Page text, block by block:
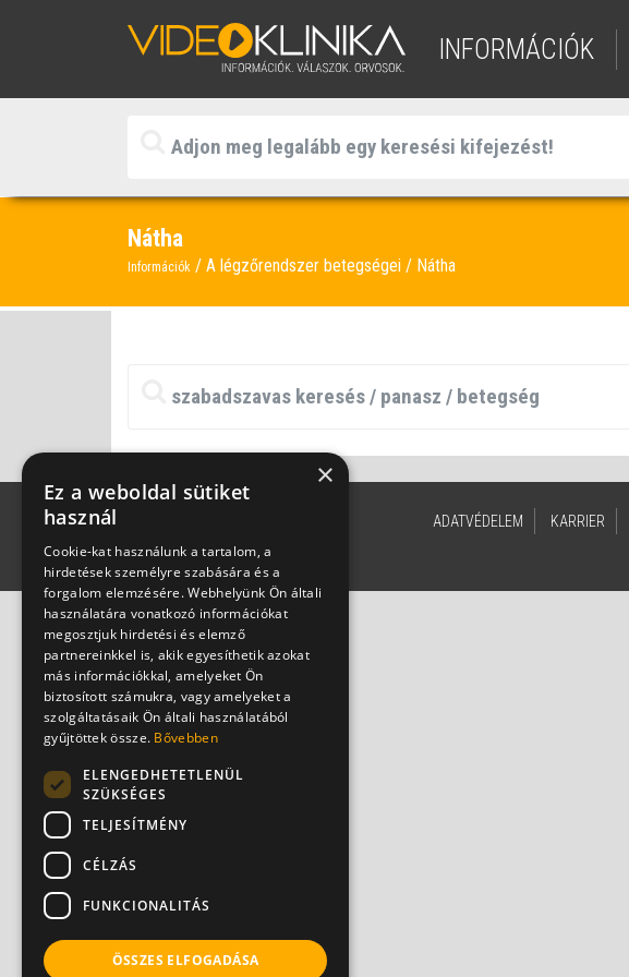
INFORMÁCIÓK
Nátha
Információk A légzőrendszer betegségei Nátha
ADATVÉDELEM KARRIER
×
Ez a weboldal sütiket
használ
Cookie-kat használunk a tartalom, a
hirdetések személyre szabására és a
forgalom elemzésére. Webhelyünk Ön általi
használatára vonatkozó információkat
megosztjuk hirdetési és elemző
partnereinkkel is, akik egyesíthetik azokat
más információkkal, amelyeket Ön
biztosított számukra, vagy amelyeket a
szolgáltatásaik Ön általi használatából
gyűjtöttek össze. Bővebben
ELENGEDHETETLENÜL
SZÜKSÉGES
TELJESÍTMÉNY
CÉLZÁS
FUNKCIONALITÁS
ÖSSZES ELFOGADÁSA